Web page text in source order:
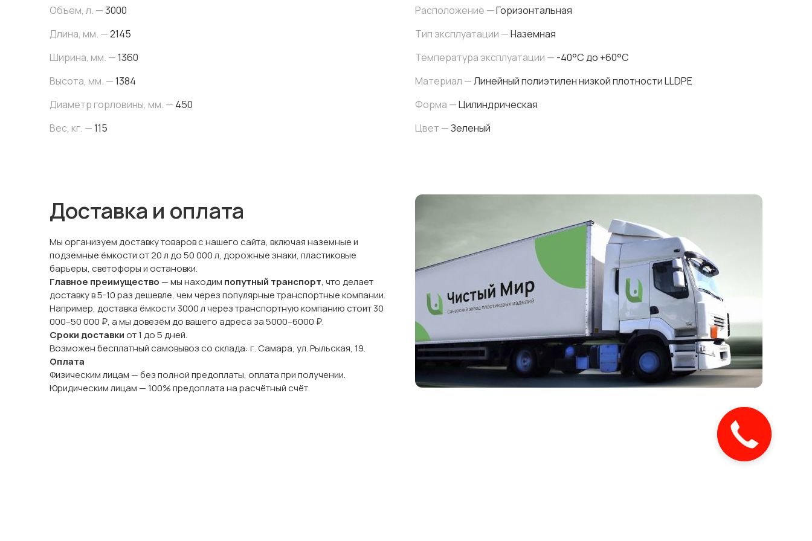
Объем, л. —3000
Длина, мм. —2145
Ширина, мм. —1360
Высота, мм. —1384
Диаметр горловины, мм. — 450
Вес, кг. —115
Расположение —Горизонтальная
Тип эксплуатации —Наземная
Температура эксплуатации — -40°C до +60°C
Материал —Линейный полиэтилен низкой плотности LLDPE
Форма —Цилиндрическая
Цвет —Зеленый
Доставка и оплата
Мы организуем доставку товаров с нашего сайта, включая наземные и
подземные ёмкости от 20 л до 50 000 л, дорожные знаки, пластиковые
барьеры, светофоры и остановки.
Главное преимущество — мы находим попутный транспорт, что делает
доставку в 5-10 раз дешевле, чем через популярные транспортные компании.
Например, доставка ёмкости 3000 л через транспортную компанию стоит 30
000–50 000 ₽, а мы довезём до вашего адреса за 5000–6000 ₽.
Сроки доставкиот 1 до 5 дней.
Возможен бесплатный самовывоз со склада: г. Самара, ул. Рыльская, 19.
Оплата
Физическим лицам — без полной предоплаты, оплата при получении.
Юридическим лицам — 100% предоплата на расчётный счёт.